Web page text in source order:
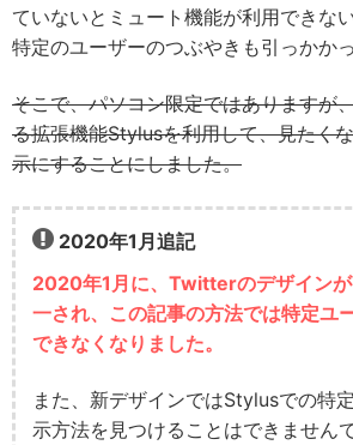
ていないとミュート機能が利用できな
特定のユーザーのつぶやきも引っかか
そこで、パソコン限定ではありますが
る拡張機能Stylusを利用して、見たく
示にすることにしました。
2020年1月追記
2020年1月に、Twitterのデザイン
一され、この記事の方法では特定ユ
できなくなりました。
また、新デザインではStylusでの特
示方法を見つけることはできません